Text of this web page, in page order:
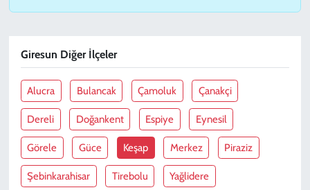
Giresun Diğer İlçeler
Alucra Bulancak Çamoluk Çanakçi
Dereli Doğankent Espiye Eynesil
Görele Güce Keşap Merkez Piraziz
Şebinkarahisar Tirebolu Yağlidere